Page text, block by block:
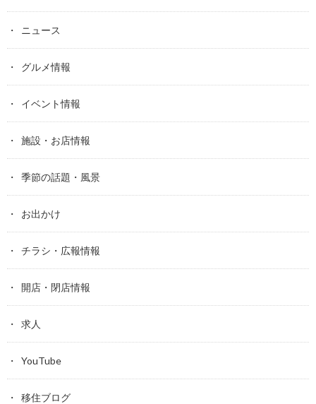
ニュース
グルメ情報
イベント情報
施設・お店情報
季節の話題・風景
お出かけ
チラシ・広報情報
開店・閉店情報
求人
YouTube
移住ブログ